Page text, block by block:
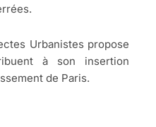
Urbanistes propose
à son insertion
de Paris.